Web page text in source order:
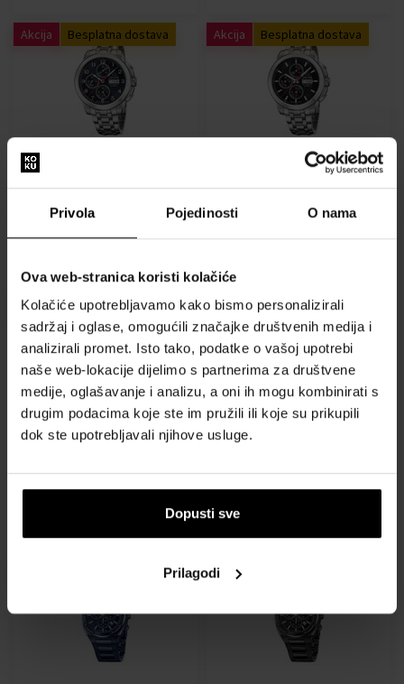
Privola Pojedinosti O nama
Ova web-stranica koristi kolačiće
Kolačiće upotrebljavamo kako bismo personalizirali
sadržaj i oglase, omogućili značajke društvenih medija i
analizirali promet. Isto tako, podatke o vašoj upotrebi
naše web-lokacije dijelimo s partnerima za društvene
medije, oglašavanje i analizu, a oni ih mogu kombinirati s
drugim podacima koje ste im pružili ili koje su prikupili
dok ste upotrebljavali njihove usluge.
Dopusti sve
Prilagodi
Akcija Besplatna dostava
JAGUAR J978/3 - Muški sat
Sat - Muškarci
Poslat ćemo 12.08.
Akcija Besplatna dostava
JAGUAR J978/4 - Muški sat
Poslat ćemo 12.08.
Akcija Besplatna dostava
JAGUAR J978/5 - Muški sat
Sat - Muškarci
Poslat ćemo 12.08.
1606,50 €
Akcija Besplatna dostava
JAGUAR J978/6 - Muški sat
Sat - Muškarci
Poslat ćemo 12.08.
1890,00 €
Besplatna dostava Akcija